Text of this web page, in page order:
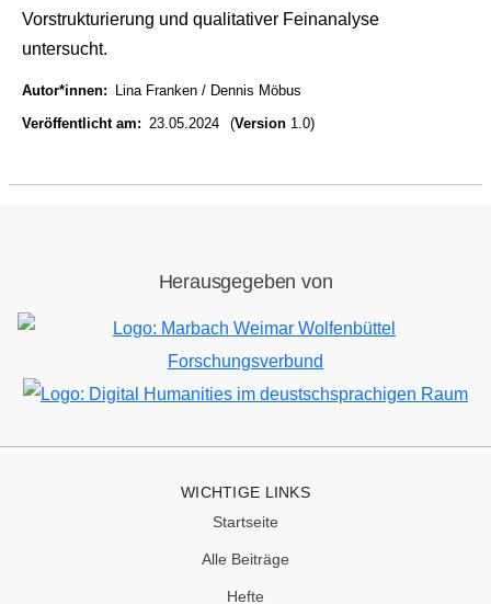
Vorstrukturierung und qualitativer Feinanalyse
untersucht.
Autor*innen Lina Franken
Dennis Möbus
Veröffentlicht am
23.05.2024 (Version 1.0)
Herausgegeben von
Bild
Bild
WICHTIGE LINKS
Startseite
Alle Beiträge
Hefte